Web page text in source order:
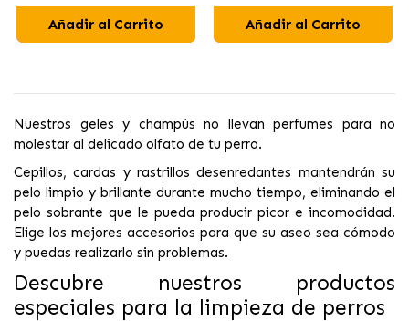
Añadir al Carrito Añadir al Carrito
Nuestros geles y champús no llevan perfumes para no
molestar al delicado olfato de tu perro.
Cepillos, cardas y rastrillos desenredantes mantendrán su
pelo limpio y brillante durante mucho tiempo, eliminando el
pelo sobrante que le pueda producir picor e incomodidad.
Elige los mejores accesorios para que su aseo sea cómodo
y puedas realizarlo sin problemas.
Descubre nuestros productos
especiales para la limpieza de perros